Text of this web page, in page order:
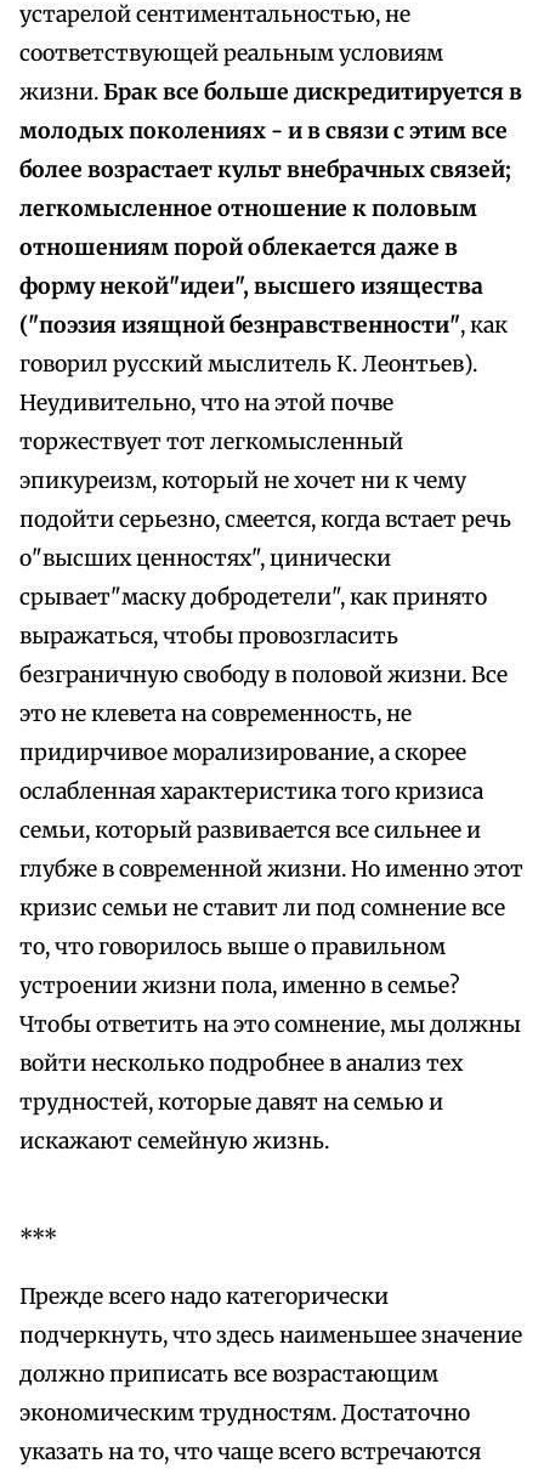
устарелой сентиментальностью, не
соответствующей реальным условиям
жизни.Брак все больше дискредитируется в
молодых поколениях - и в связи с этим все
более возрастает культ внебрачных связей;
легкомысленное отношение к половым
отношениям порой облекается даже в
форму некой"идеи", высшего изящества
("поэзия изящной безнравственности", как
говорил русский мыслитель К. Леонтьев).
Неудивительно, что на этой почве
торжествует тот легкомысленный
эпикуреизм, который не хочет ни к чему
подойти серьезно, смеется, когда встает речь
о"высших ценностях", цинически
срывает"маску добродетели", как принято
выражаться, чтобы провозгласить
безграничную свободу в половой жизни. Все
это не клевета на современность, не
придирчивое морализирование, а скорее
ослабленная характеристика того кризиса
семьи, который развивается все сильнее и
глубже в современной жизни. Но именно этот
кризис семьи не ставит ли под сомнение все
то, что говорилось выше о правильном
устроении жизни пола, именно в семье?
Чтобы ответить на это сомнение, мы должны
войти несколько подробнее в анализ тех
трудностей, которые давят на семью и
искажают семейную жизнь.
***
Прежде всего надо категорически
подчеркнуть, что здесь наименьшее значение
должно приписать все возрастающим
экономическим трудностям. Достаточно
указать на то, что чаще всего встречаются